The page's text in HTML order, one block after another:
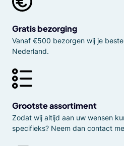
Gratis bezorging
Vanaf €500 bezorgen wij je
Nederland.
Grootste assortiment
Zodat wij altijd aan uw wensen
specifieks? Neem dan contact